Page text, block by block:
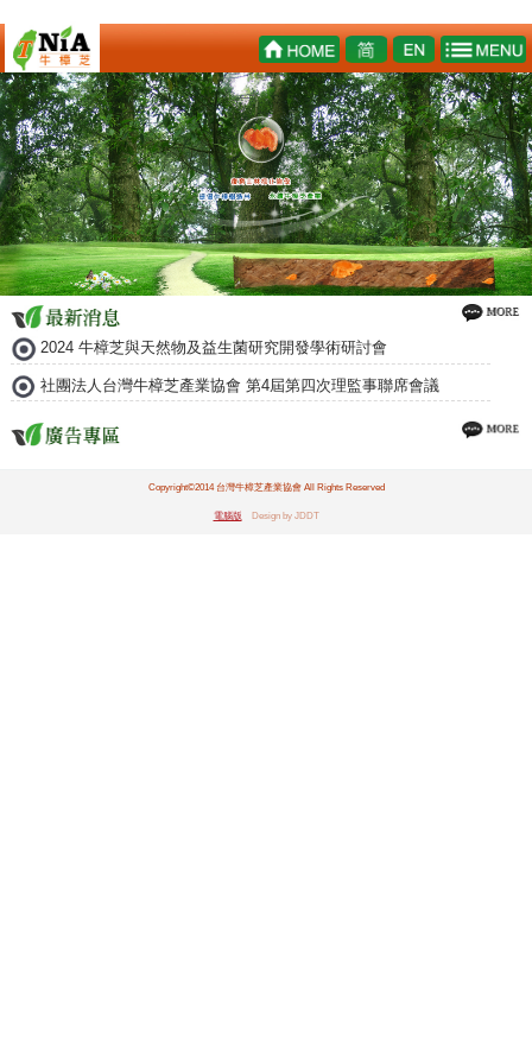
2024 牛樟芝與天然物及益生菌研究開發學術研討會
社團法人台灣牛樟芝產業協會 第4屆第四次理監事聯席會議
Copyright©2014 台灣牛樟芝產業協會 All Rights Reserved
電腦版 Design by JDDT